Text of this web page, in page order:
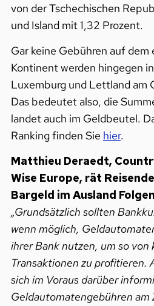
von der Tschechischen
und Island mit 1,32 Prozent.
Gar keine Gebühren auf dem
Kontinent werden hingegen
Luxemburg und Lettland am
Das bedeutet also, die
landet auch im Geldbeutel.
Ranking finden Sie hier.
Matthieu Deraedt,
Wise Europe, rät
Bargeld im Ausland
„Grundsätzlich sollten
wenn möglich,
ihrer Bank nutzen, um so von
Transaktionen zu profitieren.
sich im Voraus darüber
Geldautomatengebühren am